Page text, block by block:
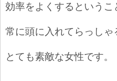
効率をよくするというこ
常に頭に入れてらっしゃ
とても素敵な女性です。